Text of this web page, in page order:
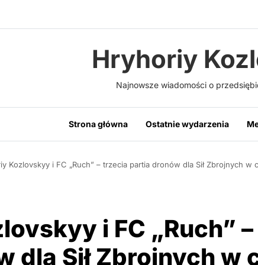
Hryhoriy
Najnowsze wiadomości o
Strona główna Ostatnie wydarzenia
Kozlovskyy i FC „Ruch” – trzecia partia dronów dla Sił Zbrojnych w
i FC „Ruch”
dla Sił Zbrojnych w